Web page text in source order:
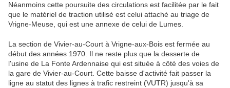
Néanmoins cette poursuite des circulations est facilitée par le fait
que le matériel de traction utilisé est celui attaché au triage de
Vrigne-Meuse, qui est une annexe de celui de Lumes.
La section de Vivier-au-Court à Vrigne-aux-Bois est fermée au
début des années 1970. Il ne reste plus que la desserte de
l'usine de La Fonte Ardennaise qui est située à côté des voies de
la gare de Vivier-au-Court. Cette baisse d'activité fait passer la
ligne au statut des lignes à trafic restreint (VUTR) jusqu'à sa